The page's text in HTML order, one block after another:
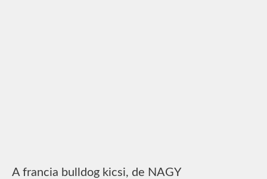
A francia bulldog kicsi, de NAGY